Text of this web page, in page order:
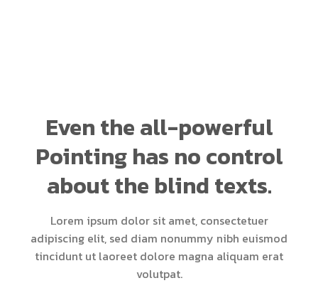
Even the all-powerful
Pointing has no control
about the blind texts.
Lorem ipsum dolor sit amet, consectetuer
adipiscing elit, sed diam nonummy nibh euismod
tincidunt ut laoreet dolore magna aliquam erat
volutpat.